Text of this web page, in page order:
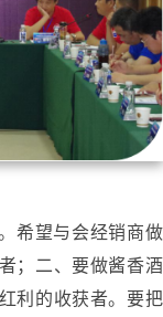
希望与会经销商做
；二、要做酱香酒
利的收获者。要把